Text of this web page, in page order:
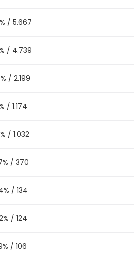
/ 5.667
/ 4.739
/ 2.199
/ 1.174
/ 1.032
/ 370
/ 134
/ 124
/ 106